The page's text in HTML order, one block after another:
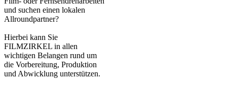
und suchen einen lokalen
Allroundpartner?
Hierbei kann Sie
FILMZIRKEL in allen
wichtigen Belangen rund um
die Vorbereitung, Produktion
und Abwicklung unterstützen.